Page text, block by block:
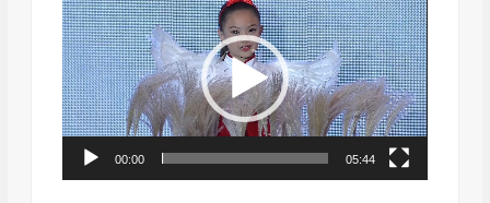
画
プ
レ
ー
ヤ
00:00 05:44